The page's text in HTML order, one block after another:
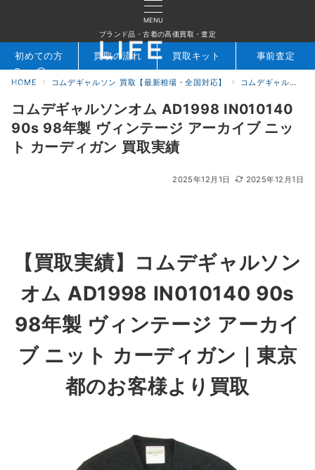
MENU
ブランド品・古着の高価買取・査定
検索 お問合せ
初めての方 買取の流れ 買取キット 事前査定
HOME コムデギャルソン 買取【最新相場・全国対応】 コムデギャルソン買取実績｜ブランド古着専門店LIFE
コムデギャルソンオム AD1998 IN010140
90s 98年製 ヴィンテージ アーカイブ ニッ
ト カーディガン 買取実績
2025年12月1日 2025年12月1日
【買取実績】
コムデギャルソン
オム AD1998 IN010140 90s
98年製 ヴィンテージ アーカイ
ブ ニット カーディガン ｜東京
都のお客様より買取